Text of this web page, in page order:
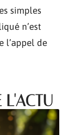
simples
n’est
l’appel de
L'ACTU